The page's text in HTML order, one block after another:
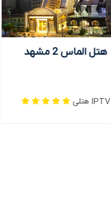
هتل الماس 2 مشهد
IPTV هتلی